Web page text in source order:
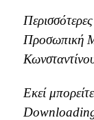
Προσωπική
Εκεί
Downloading